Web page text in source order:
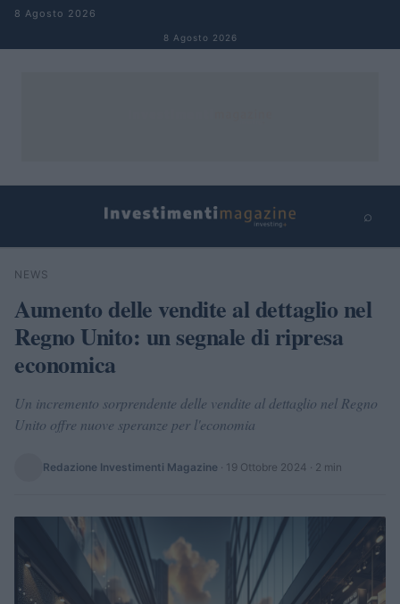
Salta al contenuto
8 Agosto 2026
8 Agosto 2026
⌕
Cerca
NEWS
Aumento delle vendite al dettaglio nel
Regno Unito: un segnale di ripresa
economica
Un incremento sorprendente delle vendite al dettaglio nel Regno
Unito offre nuove speranze per l'economia
Redazione Investimenti Magazine · 19 Ottobre 2024 · 2 min